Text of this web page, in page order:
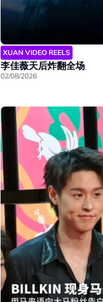
XUAN VIDEO REELS
李佳薇天后炸翻全场
02/08/2026